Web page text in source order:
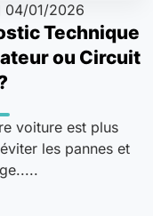
04/01/2026
Technique
ou Circuit
voiture est plus
les pannes et